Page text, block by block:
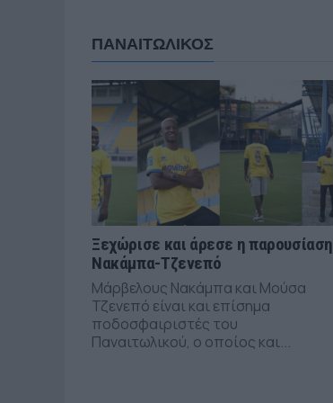
ΠΑΝΑΙΤΩΛΙΚΟΣ
Ξεχώρισε και άρεσε η παρουσίαση
Νακάμπα-Τζενεπό
Μάρβελους Νακάμπα και Μούσα
Τζενεπό είναι και επίσημα
ποδοσφαιριστές του
Παναιτωλικού, ο οποίος και...